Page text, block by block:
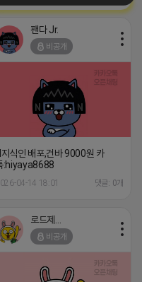
팬다 Jr.
비공개
지식인 배포,건바 9000원 카
:hiyaya8688
04-14 18:01 댓글: 0개
비공개